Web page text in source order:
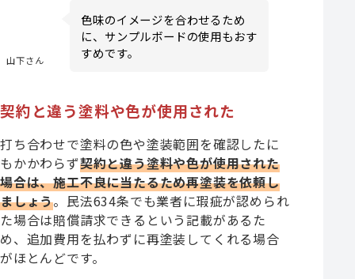
山下さん
色味のイメージを合わせるため
に、サンプルボードの使用もおす
すめです。
契約と違う塗料や色が使用された
打ち合わせで塗料の色や塗装範囲を確認したに
もかかわらず契約と違う塗料や色が使用された
場合は、施工不良に当たるため再塗装を依頼し
ましょう。民法634条でも業者に瑕疵が認められ
た場合は賠償請求できるという記載があるた
め、追加費用を払わずに再塗装してくれる場合
がほとんどです。